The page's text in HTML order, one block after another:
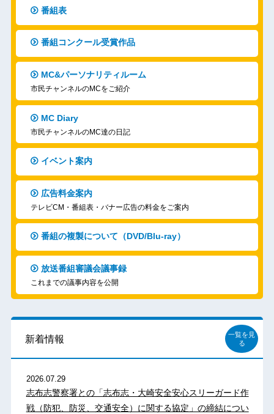
番組表
番組コンクール受賞作品
MC&パーソナリティルーム
市民チャンネルのMCをご紹介
MC Diary
市民チャンネルのMC達の日記
イベント案内
広告料金案内
テレビCM・番組表・バナー広告の料金をご案内
番組の複製について（DVD/Blu-ray）
放送番組審議会議事録
これまでの議事内容を公開
新着情報
一覧を見
る
2026.07.29
志布志警察署との「志布志・大崎安全安心スリーガード作
戦（防犯、防災、交通安全）に関する協定」の締結につい